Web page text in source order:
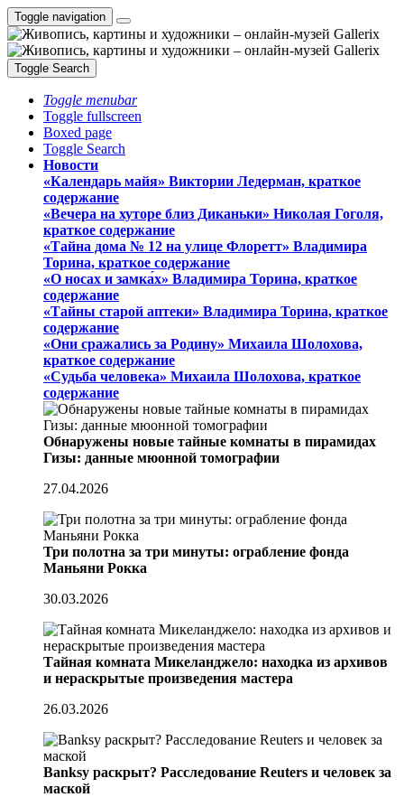
Toggle navigation
Toggle Search
Toggle menubar
Toggle fullscreen
Boxed page
Toggle Search
Новости
«Календарь майя» Виктории Ледерман, краткое
содержание
«Вечера на хуторе близ Диканьки» Николая Гоголя,
краткое содержание
«Тайна дома № 12 на улице Флоретт» Владимира
Торина, краткое содержание
«О носах и замка́х» Владимира Торина, краткое
содержание
«Тайны старой аптеки» Владимира Торина, краткое
содержание
«Они сражались за Родину» Михаила Шолохова,
краткое содержание
«Судьба человека» Михаила Шолохова, краткое
содержание
Обнаружены новые тайные комнаты в пирамидах
Гизы: данные мюонной томографии
27.04.2026
Три полотна за три минуты: ограбление фонда
Маньяни Рокка
30.03.2026
Тайная комната Микеланджело: находка из архивов
и нераскрытые произведения мастера
26.03.2026
Banksy раскрыт? Расследование Reuters и человек за
маской